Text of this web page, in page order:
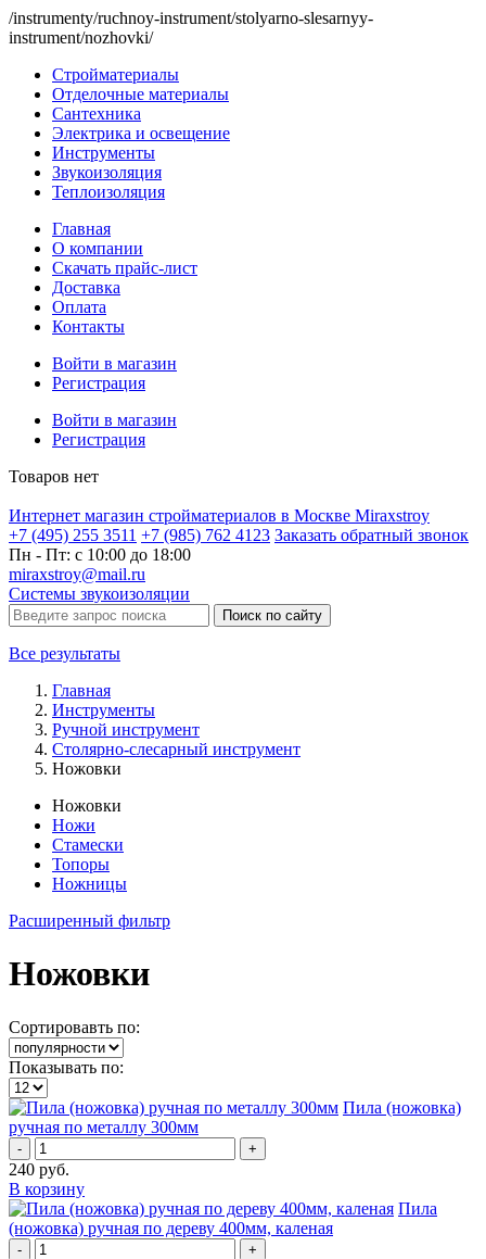
/instrumenty/ruchnoy-instrument/stolyarno-slesarnyy-
instrument/nozhovki/
Стройматериалы
Отделочные материалы
Сантехника
Электрика и освещение
Инструменты
Звукоизоляция
Теплоизоляция
Главная
О компании
Скачать прайс-лист
Доставка
Оплата
Контакты
Войти в магазин
Регистрация
Войти в магазин
Регистрация
Товаров нет
Интернет магазин стройматериалов в Москве Miraxstroy
+7 (495) 255 3511 +7 (985) 762 4123 Заказать обратный звонок
Пн - Пт: с 10:00 до 18:00
miraxstroy@mail.ru
Системы звукоизоляции
Поиск по сайту
Все результаты
Главная
Инструменты
Ручной инструмент
Столярно-слесарный инструмент
Ножовки
Ножовки
Ножи
Стамески
Топоры
Ножницы
Расширенный фильтр
Ножовки
Сортировавть по:
Показывать по:
Пила (ножовка)
ручная по металлу 300мм
- +
240 руб.
В корзину
Пила
(ножовка) ручная по дереву 400мм, каленая
- +